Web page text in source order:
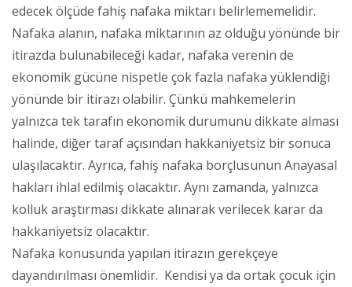
edecek ölçüde fahiş nafaka miktarı belirlememelidir.
Nafaka alanın, nafaka miktarının az olduğu yönünde bir
itirazda bulunabileceği kadar, nafaka verenin de
ekonomik gücüne nispetle çok fazla nafaka yüklendiği
yönünde bir itirazı olabilir. Çünkü mahkemelerin
yalnızca tek tarafın ekonomik durumunu dikkate alması
halinde, diğer taraf açısından hakkaniyetsiz bir sonuca
ulaşılacaktır. Ayrıca, fahiş nafaka borçlusunun Anayasal
hakları ihlal edilmiş olacaktır. Aynı zamanda, yalnızca
kolluk araştırması dikkate alınarak verilecek karar da
hakkaniyetsiz olacaktır.
Nafaka konusunda yapılan itirazın gerekçeye
dayandırılması önemlidir. Kendisi ya da ortak çocuk için